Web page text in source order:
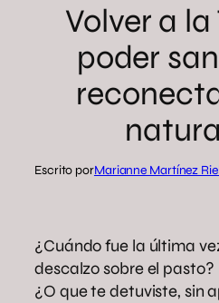
Volver a
poder
Escrito porMarianne Martínez
¿Cuándo fue la última
descalzo sobre el pasto?
¿O que te detuviste, sin